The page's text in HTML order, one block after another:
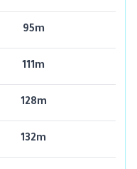
95m
111m
128m
132m